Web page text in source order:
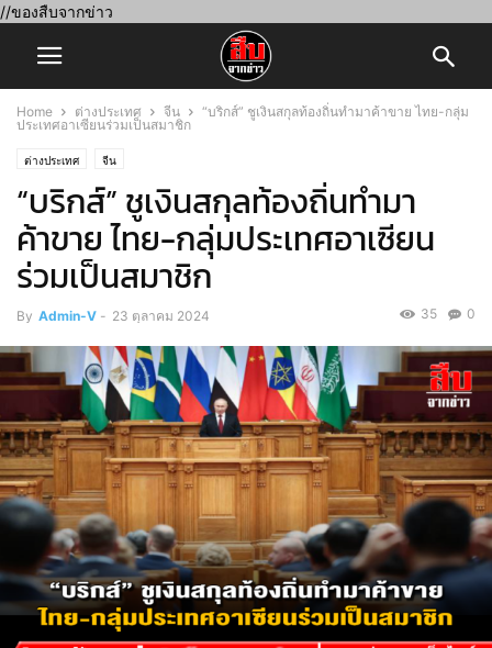
//ของสืบจากข่าว
Home ต่างประเทศ จีน
“บริกส์” ชูเงินสกุลท้องถิ่นทำมาค้าขาย ไทย-กลุ่ม
ประเทศอาเซียนร่วมเป็นสมาชิก
ต่างประเทศ จีน
“บริกส์” ชูเงินสกุลท้องถิ่นทำมา
ค้าขาย ไทย-กลุ่มประเทศอาเซียน
ร่วมเป็นสมาชิก
By Admin-V - 23 ตุลาคม 2024 0
35